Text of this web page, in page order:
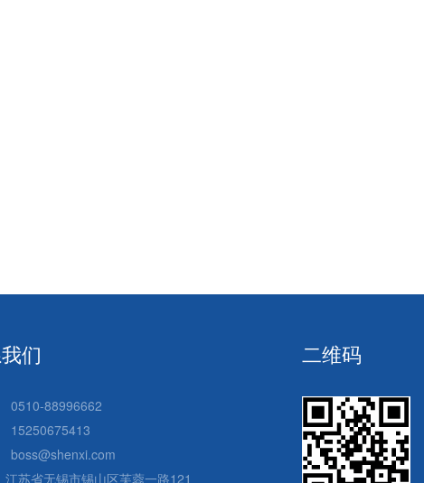
们
0510-88996662
15250675413
boss@shenxi.com
江苏省无锡市锡山区芙蓉一路121
二维码